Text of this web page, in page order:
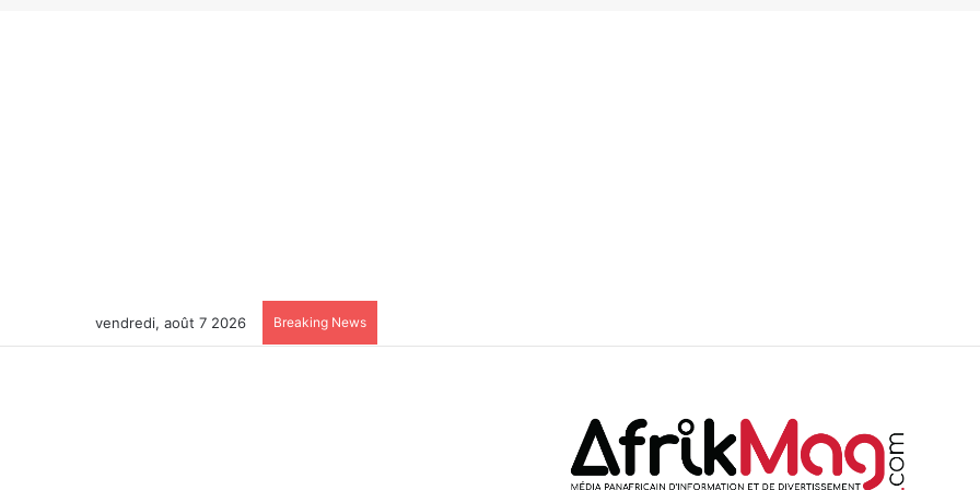
vendredi, août 7 2026 Breaking News